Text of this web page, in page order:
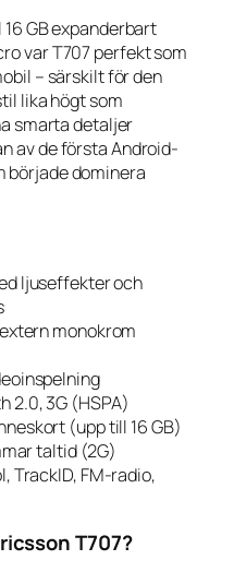
GB expanderbart
var T707 perfekt som
– särskilt för den
lika högt som
smarta detaljer
av de första Android-
började dominera
ljuseffekter och
monokrom
2.0, 3G (HSPA)
(upp till 16 GB)
taltid (2G)
TrackID, FM-radio,
T707?